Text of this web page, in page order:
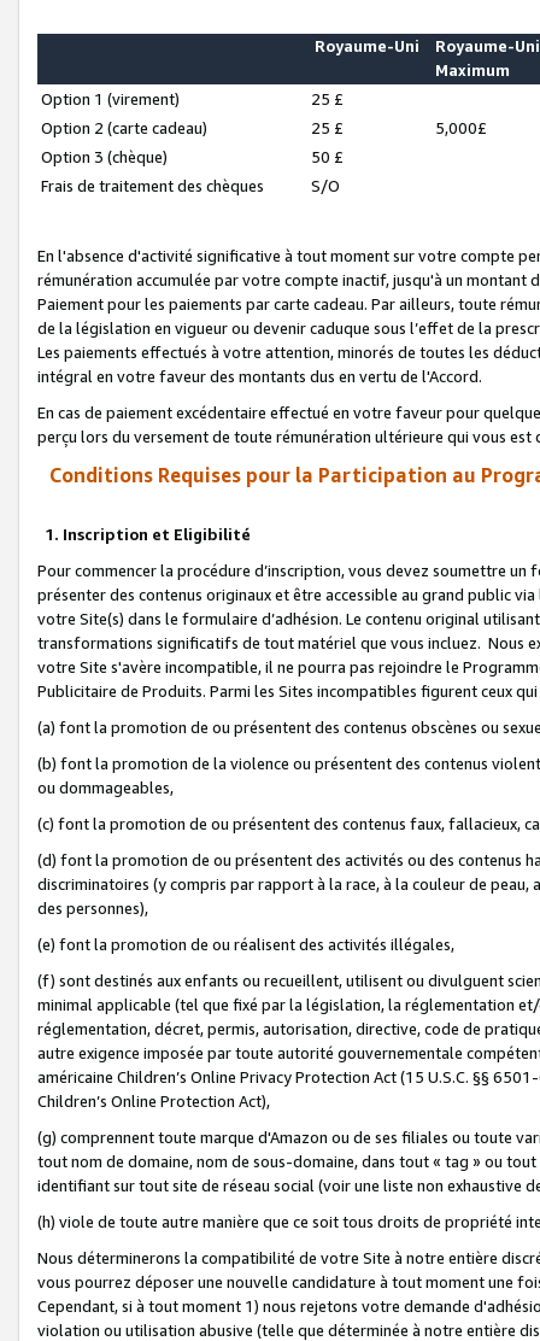
Royaume-Uni
Royaume-Uni
Maximum
Option 1 (virement)
25 £
Option 2 (carte cadeau)
25 £
5,000£
Option 3 (chèque)
50 £
Frais de traitement des chèques
S/O
En l'absence d'activité significative à tout moment sur votre compte
rémunération accumulée par votre compte inactif, jusqu'à un montant
Paiement pour les paiements par carte cadeau. Par ailleurs, toute
de la législation en vigueur ou devenir caduque sous l’effet de la
Les paiements effectués à votre attention, minorés de toutes les
intégral en votre faveur des montants dus en vertu de l'Accord.
En cas de paiement excédentaire effectué en votre faveur pour
perçu lors du versement de toute rémunération ultérieure qui vous est
Conditions Requises pour la Participation au
1. Inscription et Eligibilité
Pour commencer la procédure d’inscription, vous devez soumettre
présenter des contenus originaux et être accessible au grand public
votre Site(s) dans le formulaire d’adhésion. Le contenu original
transformations significatifs de tout matériel que vous incluez. Nous
votre Site s'avère incompatible, il ne pourra pas rejoindre le
Publicitaire de Produits. Parmi les Sites incompatibles figurent ceux
(a) font la promotion de ou présentent des contenus obscènes ou
(b) font la promotion de la violence ou présentent des contenus
ou dommageables,
(c) font la promotion de ou présentent des contenus faux, fallacieux,
(d) font la promotion de ou présentent des activités ou des contenus
discriminatoires (y compris par rapport à la race, à la couleur de
des personnes),
(e) font la promotion de ou réalisent des activités illégales,
(f) sont destinés aux enfants ou recueillent, utilisent ou divulguent
minimal applicable (tel que fixé par la législation, la réglementation
réglementation, décret, permis, autorisation, directive, code de
autre exigence imposée par toute autorité gouvernementale
américaine Children’s Online Privacy Protection Act (15 U.S.C. §§
Children’s Online Protection Act),
(g) comprennent toute marque d'Amazon ou de ses filiales ou toute
tout nom de domaine, nom de sous-domaine, dans tout « tag » ou
identifiant sur tout site de réseau social (voir une liste non exhaustive
(h) viole de toute autre manière que ce soit tous droits de propriété
Nous déterminerons la compatibilité de votre Site à notre entière
vous pourrez déposer une nouvelle candidature à tout moment une
Cependant, si à tout moment 1) nous rejetons votre demande
violation ou utilisation abusive (telle que déterminée à notre entière